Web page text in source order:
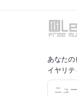
あなた
イヤリテ
ニュ